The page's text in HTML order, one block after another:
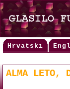
Hrvatski
ALMA LETO,